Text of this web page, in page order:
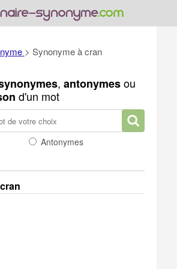
> Synonyme à cran
, antonymesou
d'un mot
Antonymes